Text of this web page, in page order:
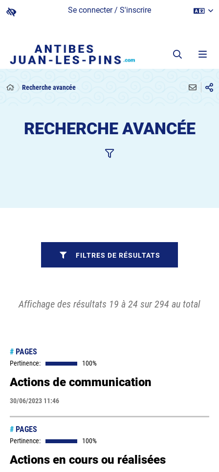
Se connecter / S'inscrire
Recherche avancée
RECHERCHE AVANCÉE
Affichage des résultats 19 à 24 sur 294 au total
# PAGES
Pertinence: 100%
Actions de communication
30/06/2023 11:46
# PAGES
Pertinence: 100%
Actions en cours ou réalisées
FILTRES DE RÉSULTATS